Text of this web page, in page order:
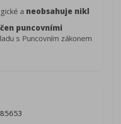
a neobsahuje nikl
puncovními
s Puncovním zákonem
85653